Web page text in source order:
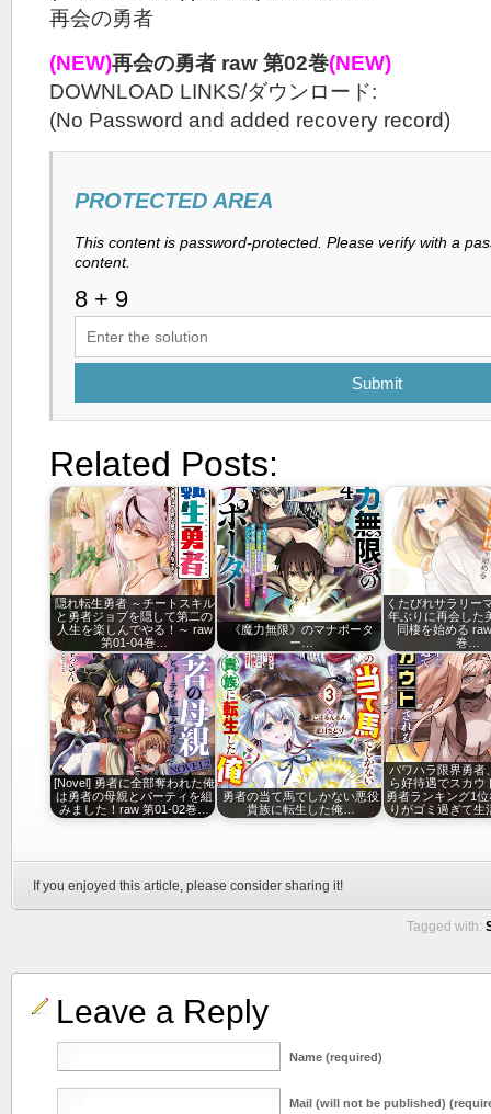
再会の勇者
(NEW)再会の勇者 raw 第02巻(NEW)
DOWNLOAD LINKS/ダウンロード:
(No Password and added recovery record)
PROTECTED AREA
This content is password-protected. Please verify with a
content.
Submit
Related Posts:
隠れ転生勇者 ～チートスキル
と勇者ジョブを隠して第二の
人生を楽しんでやる！～ raw
第01-04巻…
《魔力無限》のマナポータ
ー…
くたびれサラリー
年ぶりに再会した
同棲を始める
巻…
[Novel] 勇者に全部奪われた俺
は勇者の母親とパーティを組
みました！raw 第01-02巻…
勇者の当て馬でしかない悪役
貴族に転生した俺…
パワハラ限界勇者
ら好待遇でスカウ
勇者ランキング1
りがゴミ過ぎて
If you enjoyed this article, please consider sharing it!
Tagged with:
Leave a Reply
Name (required)
Mail (will not be published)